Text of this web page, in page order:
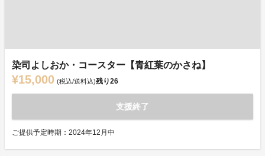
染司よしおか・コースター【青紅葉のかさね】
¥15,000 (税込/送料込)残り26
支援終了
ご提供予定時期：2024年12月中